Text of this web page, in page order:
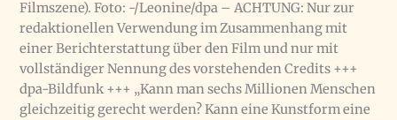
Filmszene). Foto: -/Leonine/dpa – ACHTUNG: Nur zur
redaktionellen Verwendung im Zusammenhang mit
einer Berichterstattung über den Film und nur mit
vollständiger Nennung des vorstehenden Credits +++
dpa-Bildfunk +++ „Kann man sechs Millionen Menschen
gleichzeitig gerecht werden? Kann eine Kunstform eine